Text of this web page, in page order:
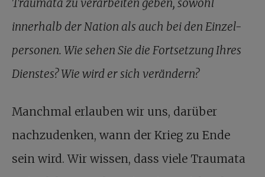
Traumata zu verarbeiten geben, sowohl
innerhalb der Nation als auch bei den Einzel-
personen. Wie sehen Sie die Fortsetzung Ihres
Dienstes? Wie wird er sich verändern?
Manchmal erlauben wir uns, darüber
nachzudenken, wann der Krieg zu Ende
sein wird. Wir wissen, dass viele Traumata